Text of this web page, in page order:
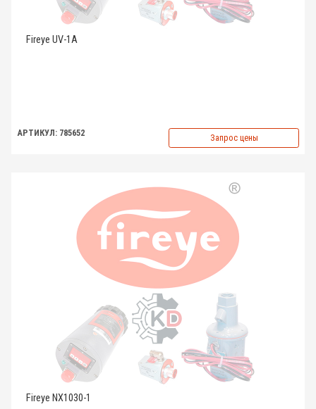
Fireye UV-1A
АРТИКУЛ: 785652 Запрос цены
Fireye NX1030-1